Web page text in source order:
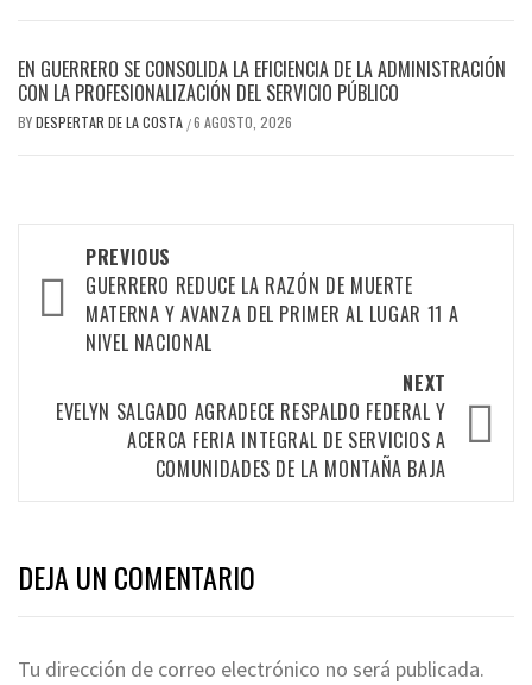
EN GUERRERO SE CONSOLIDA LA EFICIENCIA DE LA ADMINISTRACIÓN
CON LA PROFESIONALIZACIÓN DEL SERVICIO PÚBLICO
BYDESPERTAR DE LA COSTA /6 AGOSTO, 2026
navigation
PREVIOUS
GUERRERO REDUCE LA RAZÓN DE MUERTE
MATERNA Y AVANZA DEL PRIMER AL LUGAR 11 A
NIVEL NACIONAL
NEXT
EVELYN SALGADO AGRADECE RESPALDO FEDERAL Y
ACERCA FERIA INTEGRAL DE SERVICIOS A
COMUNIDADES DE LA MONTAÑA BAJA
DEJA UN COMENTARIO
Tu dirección de correo electrónico no será publicada.